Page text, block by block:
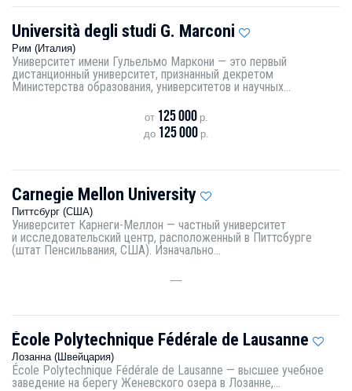
Università degli studi G. Marconi
Рим (Италия)
Университет имени Гульельмо Маркони — это первый
дистанционный университет, признанный декретом
Министерства образования, университетов и научных...
от125 000 р.
до125 000 р.
Carnegie Mellon University
Питтсбург (США)
Университет Карнеги-Меллон — частный университет
и исследовательский центр, расположенный в Питтсбурге
(штат Пенсильвания, США). Изначально...
—
École Polytechnique Fédérale de Lausanne
Лозанна (Швейцария)
École Polytechnique Fédérale de Lausanne — высшее учебное
заведение на берегу Женевского озера в Лозанне,...